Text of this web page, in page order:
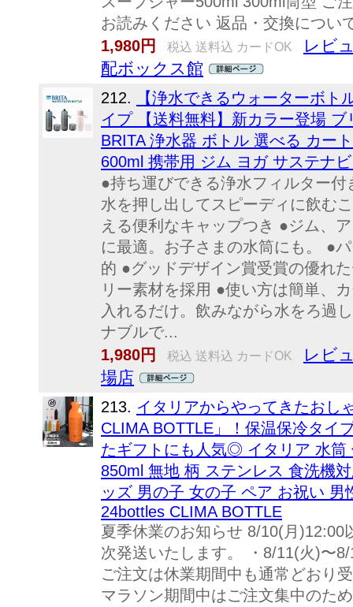
お読みください 返品・交換につい
1,980円
税込 送料込 カードOK
レビ
配ボックス館
212.
【浄水できるウォーターボ
イプ 【送料無料】新カラー登場
BRITA 浄水器 ボトル 選べる カー
600ml 携帯用 ジム ヨガ サステナ
●持ち運びできる浄水フィルター
水を押し出してスピーディに飲む
える便利なキャップつき ●ジム、
に最適。お子さまの水筒にも。 ●
的 ●グッドデザイン賞受賞の優れ
リー素材を採用 ●使い方は簡単、
入れるだけ。飲みながら水をろ過
ナブルで...
1,980円
税込 送料込 カードOK
レビ
場店
213. イタリアからやってきたおし
CLIMA BOTTLE」！保温保冷タイ
たギフトにも人気◎ イタリア 水筒
850ml 無地 柄 ステンレス 食洗機
ッズ 男の子 女の子 ペア お祝い
24bottles CLIMA BOTTLE
夏季休業のお知らせ 8/10(月
次発送いたします。 ・8/11(火)〜
ご注文は休業期間中も通常どおり
マラソン期間中はご注文集中のた